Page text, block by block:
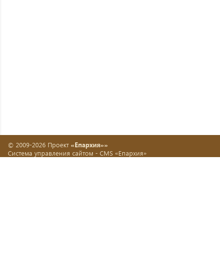
© 2009-2026 Проект «Епархия»»
Система управления сайтом - CMS «Епархия»